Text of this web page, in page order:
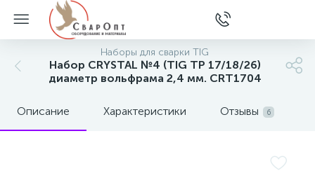
Наборы для сварки TIG
Набор CRYSTAL №4 (TIG TP 17/18/26)
диаметр вольфрама 2,4 мм. CRT1704
Описание Характеристики Отзывы 6